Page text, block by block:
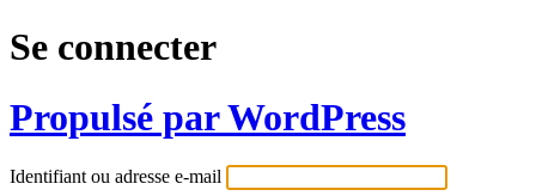
Se connecter
Propulsé par WordPress
Identifiant ou adresse e-mail